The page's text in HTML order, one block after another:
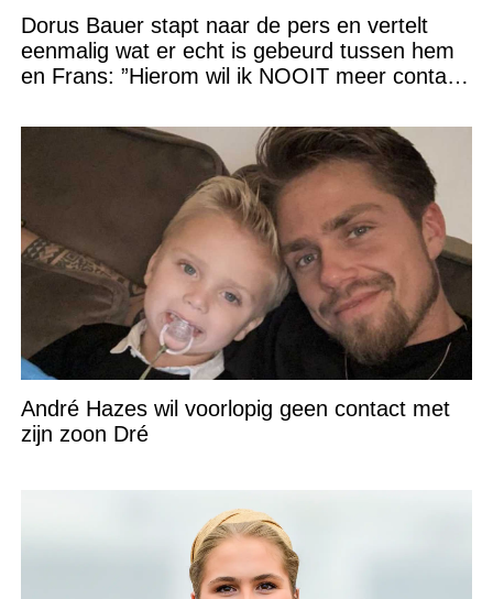
Dorus Bauer stapt naar de pers en vertelt
eenmalig wat er echt is gebeurd tussen hem
en Frans: ”Hierom wil ik NOOIT meer contact
André Hazes wil voorlopig geen contact met
zijn zoon Dré